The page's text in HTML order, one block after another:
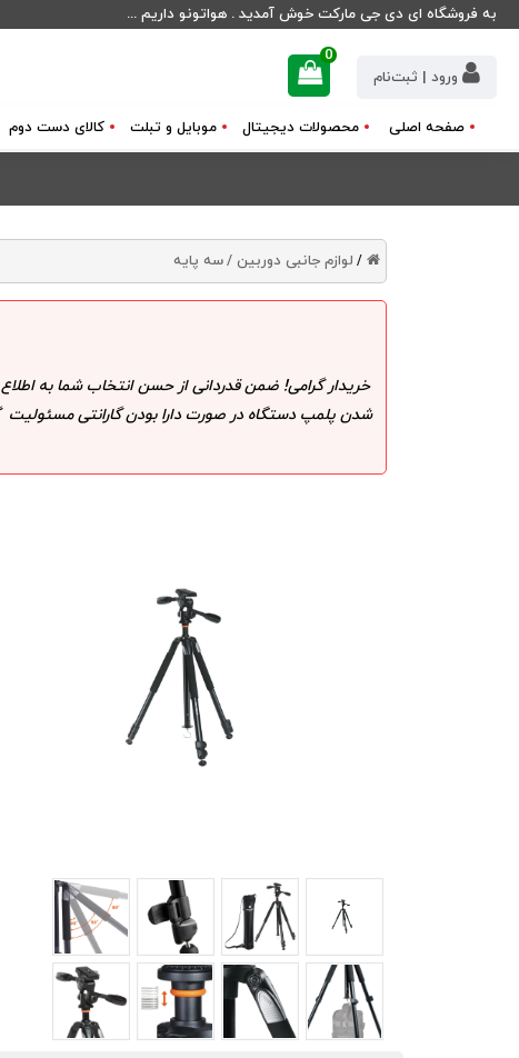
به فروشگاه ای دی جی مارکت خوش آمدید . هواتونو داریم ...
ورود | ثبت‌نام
0
صفحه اصلی محصولات دیجیتال موبایل و تبلت کالای دست دوم
/ لوازم جانبی دوربین /سه پایه
خریدار گرامی! ضمن قدردانی از حسن انتخاب شما به
شدن پلمپ دستگاه در صورت دارا بودن گارانتی